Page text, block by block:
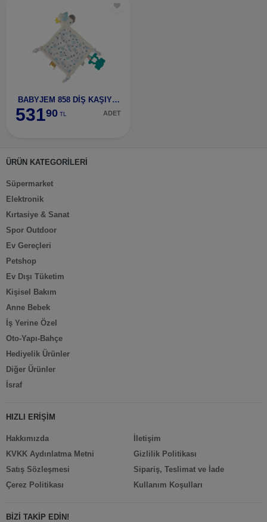
BABYJEM 858 DİŞ KAŞIYICILI UYKUCU BİRDY MAVİ-8580
53190 TL ADET
ÜRÜN KATEGORİLERİ
Süpermarket
Elektronik
Kırtasiye & Sanat
Spor Outdoor
Ev Gereçleri
Petshop
Ev Dışı Tüketim
Kişisel Bakım
Anne Bebek
İş Yerine Özel
Oto-Yapı-Bahçe
Hediyelik Ürünler
Diğer Ürünler
İsraf
HIZLI ERİŞİM
Hakkımızda
KVKK Aydınlatma Metni
Satış Sözleşmesi
Çerez Politikası
İletişim
Gizlilik Politikası
Sipariş, Teslimat ve İade
Kullanım Koşulları
BİZİ TAKİP EDİN!